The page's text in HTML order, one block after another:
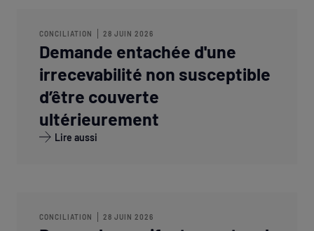
CONCILIATION 28 JUIN 2026
Demande entachée d'une
irrecevabilité non susceptible
d’être couverte
ultérieurement
Lire aussi
CONCILIATION 28 JUIN 2026